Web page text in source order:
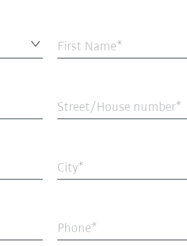
First Name
Street/House number
City
Phone